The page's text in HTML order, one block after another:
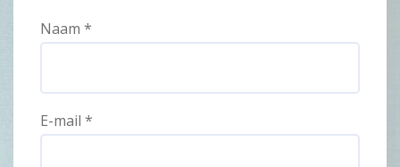
Naam *
E-mail *